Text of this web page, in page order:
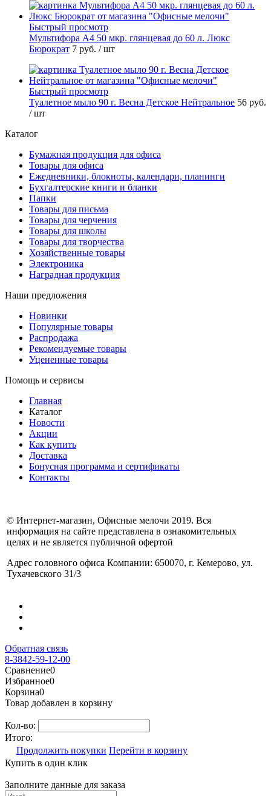
Быстрый просмотр
Мультифора А4 50 мкр. глянцевая до 60 л. Люкс
Бюрократ 7 руб. / шт
Быстрый просмотр
Туалетное мыло 90 г. Весна Детское Нейтральное 56 руб.
/ шт
Каталог
Бумажная продукция для офиса
Товары для офиса
Ежедневники, блокноты, календари, планинги
Бухгалтерские книги и бланки
Папки
Товары для письма
Товары для черчения
Товары для школы
Товары для творчества
Хозяйственные товары
Электроника
Наградная продукция
Наши предложения
Новинки
Популярные товары
Распродажа
Рекомендуемые товары
Уцененные товары
Помощь и сервисы
Главная
Каталог
Новости
Акции
Как купить
Доставка
Бонусная программа и сертификаты
Контакты
© Интернет-магазин, Офисные мелочи 2019. Вся
информация на сайте представлена в ознакомительных
целях и не является публичной офертой
Адрес головного офиса Компании: 650070, г. Кемерово, ул.
Тухачевского 31/3
Обратная связь
8-3842-59-12-00
Сравнение0
Избранное0
Корзина0
Товар добавлен в корзину
Кол-во:
Итого:
Продолжить покупки Перейти в корзину
Купить в один клик
Заполните данные для заказа